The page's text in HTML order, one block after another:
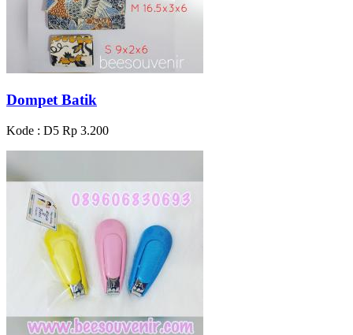
Dompet Batik
Kode : D5 Rp 3.200